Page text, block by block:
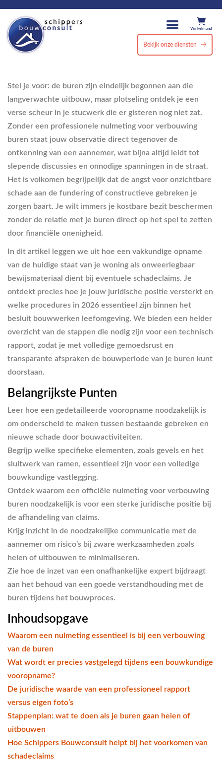
Winkelmand
Bekijk onze diensten
Stel je voor: de buren zijn eindelijk begonnen aan die
langverwachte uitbouw, maar plotseling ontdek je een
verse scheur in je stucwerk die er gisteren nog niet zat.
Zonder een professionele nulmeting voor verbouwing
buren staat jouw observatie direct tegenover de
ontkenning van een aannemer, wat bijna altijd leidt tot
slepende discussies en onnodige spanningen in de straat.
Het is volkomen begrijpelijk dat de angst voor onzichtbare
schade aan de fundering of constructieve gebreken je
zorgen baart. Je wilt immers je kostbare bezit beschermen
zonder de relatie met je buren direct op het spel te zetten
door financiële onenigheid.
In dit artikel leggen we uit hoe een vakkundige opname
van de huidige staat van je woning als onweerlegbaar
bewijsmateriaal dient bij eventuele schadeclaims. Je
ontdekt precies hoe je jouw juridische positie versterkt en
welke procedures in 2026 essentieel zijn binnen het
besluit bouwwerken leefomgeving. We bieden een helder
overzicht van de stappen die nodig zijn voor een technisch
rapport, zodat je met volledige gemoedsrust en
transparante afspraken de bouwperiode van je buren kunt
doorstaan.
Belangrijkste Punten
Leer hoe een gedetailleerde vooropname noodzakelijk is
om onderscheid te maken tussen bestaande gebreken en
nieuwe schade door bouwactiviteiten.
Begrijp welke specifieke elementen, zoals gevels en het
sluitwerk van ramen, essentieel zijn voor een volledige
bouwkundige vastlegging.
Ontdek waarom een officiële nulmeting voor verbouwing
buren noodzakelijk is voor een sterke juridische positie bij
de afhandeling van claims.
Krijg inzicht in de noodzakelijke communicatie met de
aannemer om risico’s bij zware werkzaamheden zoals
heien of uitbouwen te minimaliseren.
Zie hoe de inzet van een onafhankelijke expert bijdraagt
aan het behoud van een goede verstandhouding met de
buren tijdens het bouwproces.
Inhoudsopgave
Waarom een nulmeting essentieel is bij een verbouwing
van de buren
Wat wordt er precies vastgelegd tijdens een bouwkundige
vooropname?
De juridische waarde van een professioneel rapport
versus eigen foto’s
Stappenplan: wat te doen als je buren gaan heien of
uitbouwen
Hoe Schippers Bouwconsult helpt bij het voorkomen van
schadeclaims